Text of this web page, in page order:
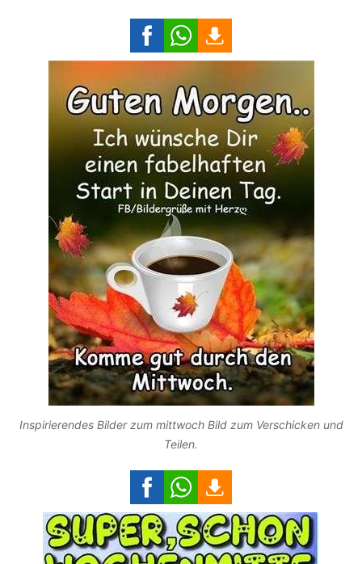
Inspirierendes Bilder zum mittwoch Bild zum Verschicken und
Teilen.